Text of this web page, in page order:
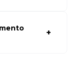
finalizar a
de suporte